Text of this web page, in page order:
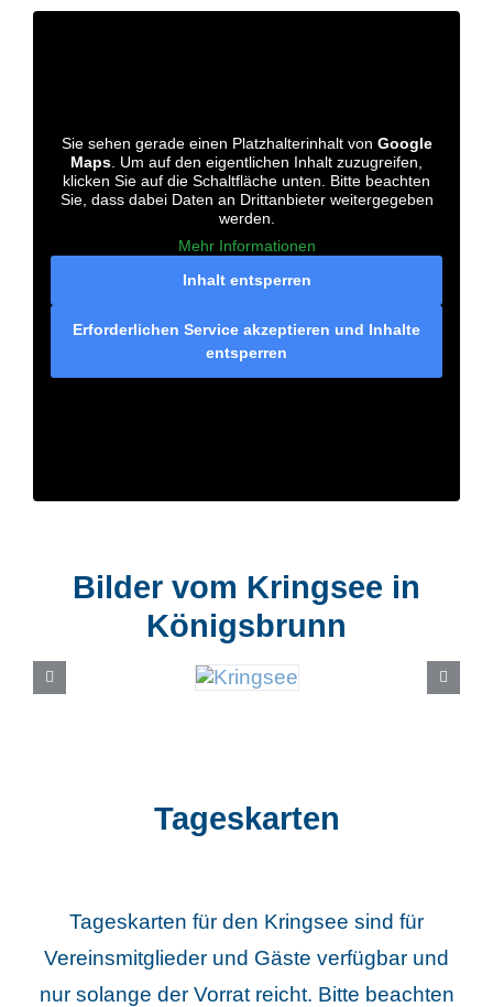
Sie sehen gerade einen Platzhalterinhalt von Google
Maps . Um auf den eigentlichen Inhalt zuzugreifen,
klicken Sie auf die Schaltfläche unten. Bitte beachten
Sie, dass dabei Daten an Drittanbieter weitergegeben
werden.
Mehr Informationen
Inhalt entsperren
Erforderlichen Service akzeptieren und Inhalte
entsperren
Bilder vom Kringsee in
Königsbrunn
Tageskarten
Tageskarten für den Kringsee sind für
Vereinsmitglieder und Gäste verfügbar und
nur solange der Vorrat reicht. Bitte beachten